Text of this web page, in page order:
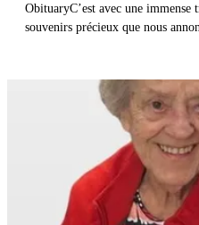
ObituaryC’est avec une
souvenirs précieux que nous